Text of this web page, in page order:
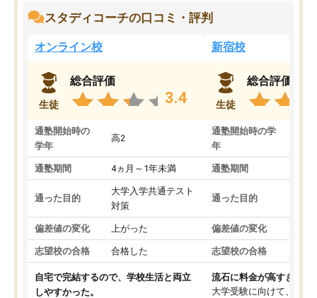
スタディコーチの口コミ・評判
オンライン校
生徒
総合評価
3.4
通塾開始時の
学年
高2
通塾期間 4ヵ月～1年未満
通った目的
大学入学共通テスト
対策
偏差値の変化 上がった
志望校の合格 合格した
自宅で完結するので、学校生活と両立
しやすかった。
新宿校
生徒
総合評価
通塾開始時の学
年
通塾期間
通った目的
偏差値の変化
志望校の合格
流石に料金が高すぎる
大学受験に向けて、高2